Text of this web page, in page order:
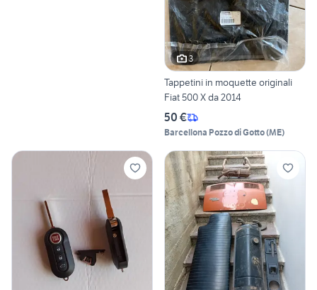
3
Tappetini in moquette originali
Fiat 500 X da 2014
50 €
Barcellona Pozzo di Gotto(ME)